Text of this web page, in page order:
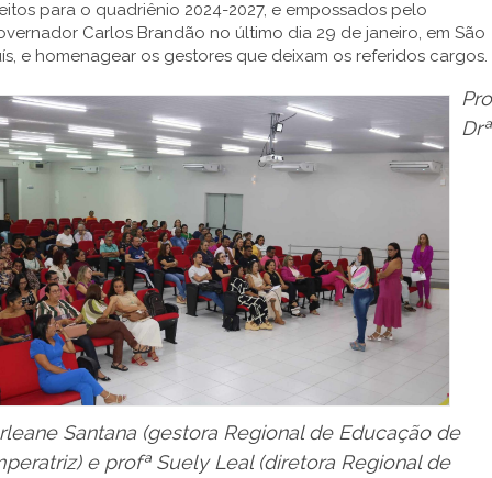
para o quadriênio 2024-2027, e empossados pelo
Carlos Brandão no último dia 29 de janeiro, em São
e homenagear os gestores que deixam os referidos cargos.
Drª
Santana (gestora Regional de Educação de
e profª Suely Leal (diretora Regional de